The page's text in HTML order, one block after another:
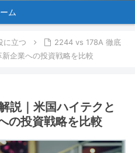
ム
に立つ
2244 vs 178A 徹底
企業への投資戦略を比較
説｜米国ハイテクと
の投資戦略を比較